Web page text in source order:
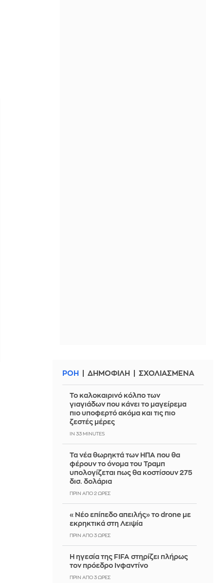
ΡΟΗ ΔΗΜΟΦΙΛΗ ΣΧΟΛΙΑΣΜΕΝΑ
Το καλοκαιρινό κόλπο των
γιαγιάδων που κάνει το μαγείρεμα
πιο υποφερτό ακόμα και τις πιο
ζεστές μέρες
IN 33 MINUTES
Τα νέα θωρηκτά των ΗΠΑ που θα
φέρουν το όνομα του Τραμπ
υπολογίζεται πως θα κοστίσουν 275
δισ. δολάρια
ΠΡΙΝ ΑΠΌ 2 ΏΡΕΣ
«Νέο επίπεδο απειλής» το drone με
εκρηκτικά στη Λειψία
ΠΡΙΝ ΑΠΌ 3 ΏΡΕΣ
Η ηγεσία της FIFA στηρίζει πλήρως
τον πρόεδρο Ινφαντίνο
ΠΡΙΝ ΑΠΌ 3 ΏΡΕΣ